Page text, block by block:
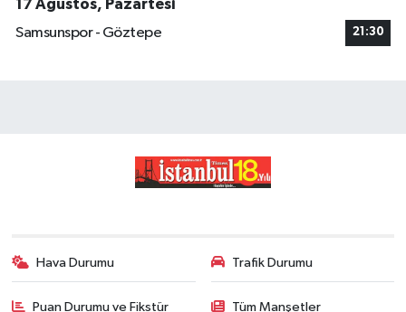
17 Ağustos, Pazartesi
Samsunspor - Göztepe
21:30
Hava Durumu Trafik Durumu
Puan Durumu ve Fikstür Tüm Manşetler